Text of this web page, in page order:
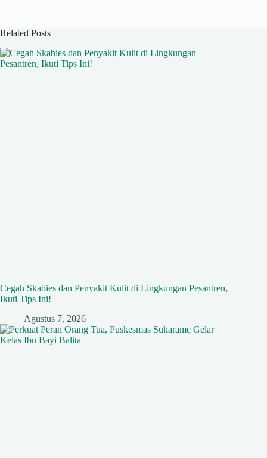
Related Posts
Cegah Skabies dan Penyakit Kulit di Lingkungan Pesantren,
Ikuti Tips Ini!
Agustus 7, 2026